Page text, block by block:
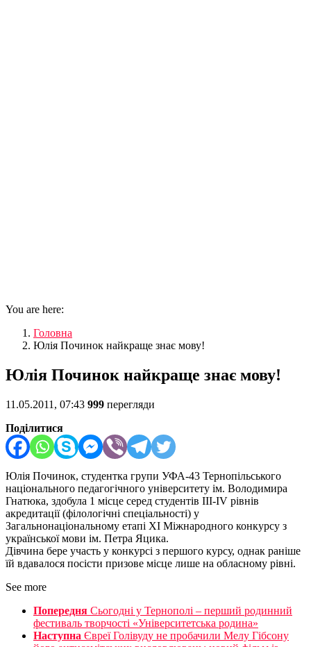
You are here:
Головна
Юлія Починок найкраще знає мову!
Юлія Починок найкраще знає мову!
11.05.2011, 07:43 999 перегляди
Поділитися
Юлія Починок, студентка групи УФА-43 Тернопільського
національного педагогічного університету ім. Володимира
Гнатюка, здобула 1 місце серед студентів ІІІ-IV рівнів
акредитації (філологічні спеціальності) у
Загальнонаціональному етапі ХІ Міжнародного конкурсу з
української мови ім. Петра Яцика.
Дівчина бере участь у конкурсі з першого курсу, однак раніше
їй вдавалося посісти призове місце лише на обласному рівні.
See more
Попередня Сьогодні у Тернополі – перший родинний
фестиваль творчості «Університетська родина»
Наступна Євреї Голівуду не пробачили Мелу Гібсону